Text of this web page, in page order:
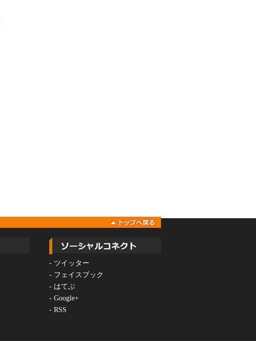
- ツイッター
- フェイスブック
- はてぶ
- Google+
- RSS